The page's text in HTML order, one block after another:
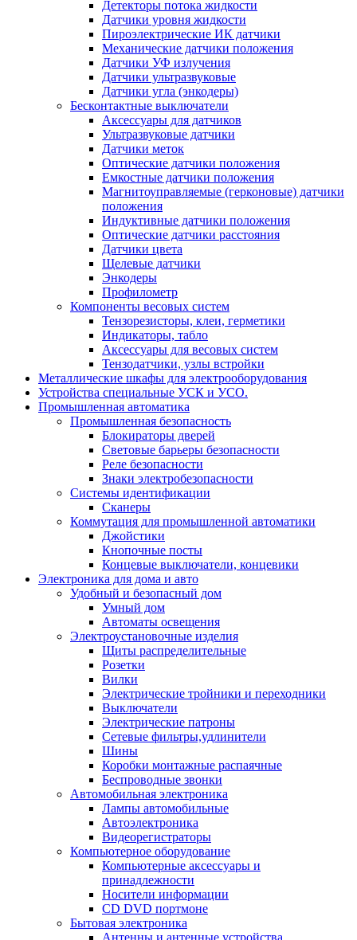
Детекторы потока жидкости
Датчики уровня жидкости
Пироэлектрические ИК датчики
Механические датчики положения
Датчики УФ излучения
Датчики ультразвуковые
Датчики угла (энкодеры)
Бесконтактные выключатели
Аксессуары для датчиков
Ультразвуковые датчики
Датчики меток
Оптические датчики положения
Емкостные датчики положения
Магнитоуправляемые (герконовые) датчики
положения
Индуктивные датчики положения
Оптические датчики расстояния
Датчики цвета
Щелевые датчики
Энкодеры
Профилометр
Компоненты весовых систем
Тензорезисторы, клеи, герметики
Индикаторы, табло
Аксессуары для весовых систем
Тензодатчики, узлы встройки
Металлические шкафы для электрооборудования
Устройства специальные УСК и УСО.
Промышленная автоматика
Промышленная безопасность
Блокираторы дверей
Световые барьеры безопасности
Реле безопасности
Знаки электробезопасности
Системы идентификации
Сканеры
Коммутация для промышленной автоматики
Джойстики
Кнопочные посты
Концевые выключатели, концевики
Электроника для дома и авто
Удобный и безопасный дом
Умный дом
Автоматы освещения
Электроустановочные изделия
Щиты распределительные
Розетки
Вилки
Электрические тройники и переходники
Выключатели
Электрические патроны
Сетевые фильтры,удлинители
Шины
Коробки монтажные распаячные
Беспроводные звонки
Автомобильная электроника
Лампы автомобильные
Автоэлектроника
Видеорегистраторы
Компьютерное оборудование
Компьютерные аксессуары и
принадлежности
Носители информации
CD DVD портмоне
Бытовая электроника
Антенны и антенные устройства